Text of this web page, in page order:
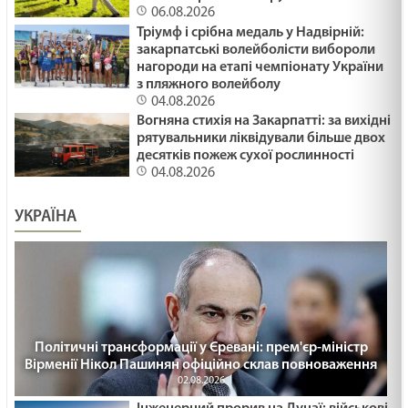
06.08.2026
Тріумф і срібна медаль у Надвірній:
закарпатські волейболісти вибороли
нагороди на етапі чемпіонату України
з пляжного волейболу
04.08.2026
Вогняна стихія на Закарпатті: за вихідні
рятувальники ліквідували більше двох
десятків пожеж сухої рослинності
04.08.2026
УКРАЇНА
Політичні трансформації у Єревані: прем'єр-міністр
Вірменії Нікол Пашинян офіційно склав повноваження
02.08.2026